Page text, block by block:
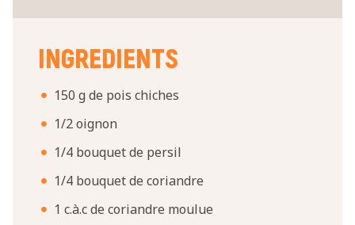
INGREDIENTS
150 g de pois chiches
1/2 oignon
1/4 bouquet de persil
1/4 bouquet de coriandre
1 c.à.c de coriandre moulue